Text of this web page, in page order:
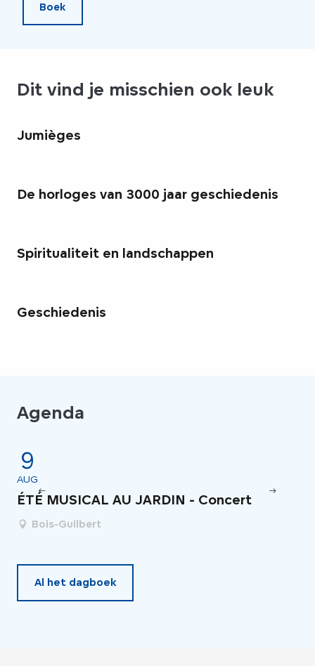
Boek
Dit vind je misschien ook leuk
Jumièges
De horloges van 3000 jaar geschiedenis
Spiritualiteit en landschappen
Geschiedenis
Agenda
9
AUG
ÉTÉ MUSICAL AU JARDIN - Concert
Bois-Guilbert
Al het dagboek